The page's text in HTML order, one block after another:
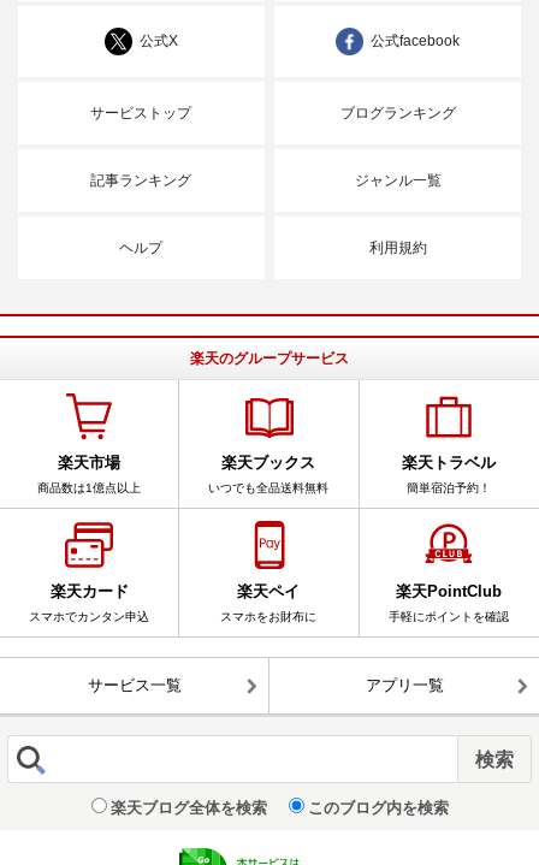
公式X 公式facebook
サービストップ ブログランキング
記事ランキング ジャンル一覧
ヘルプ 利用規約
楽天のグループサービス
楽天市場
商品数は1億点以上
楽天ブックス
いつでも全品送料無料
楽天トラベル
簡単宿泊予約！
楽天カード
スマホでカンタン申込
楽天ペイ
スマホをお財布に
楽天PointClub
手軽にポイントを確認
サービス一覧 アプリ一覧
楽天ブログ全体を検索 このブログ内を検索